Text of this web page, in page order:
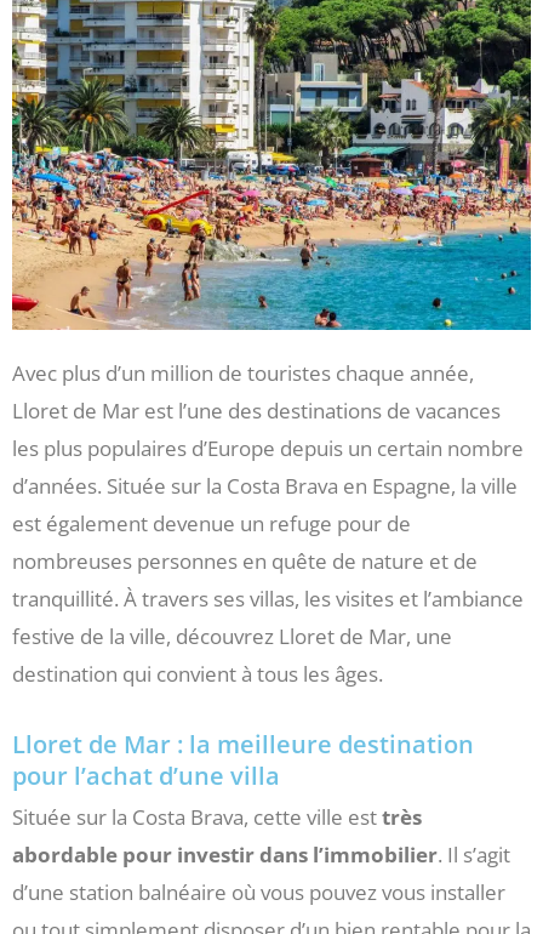
Avec plus d’un million de touristes chaque année,
Lloret de Mar est l’une des destinations de vacances
les plus populaires d’Europe depuis un certain nombre
d’années. Située sur la Costa Brava en Espagne, la ville
est également devenue un refuge pour de
nombreuses personnes en quête de nature et de
tranquillité. À travers ses villas, les visites et l’ambiance
festive de la ville, découvrez Lloret de Mar, une
destination qui convient à tous les âges.
Lloret de Mar : la meilleure destination
pour l’achat d’une villa
Située sur la Costa Brava, cette ville esttrès
abordable pour investir dans l’immobilier. Il s’agit
d’une station balnéaire où vous pouvez vous installer